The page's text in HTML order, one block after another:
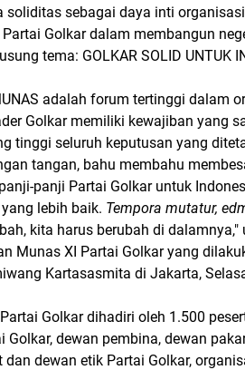
soliditas sebagai daya inti
Golkar dalam membangun
tema: GOLKAR SOLID UNTUK
adalah forum tertinggi dalam
Golkar memiliki kewajiban yang
tinggi seluruh keputusan yang
tangan, bahu membahu
panji Partai Golkar untuk
lebih baik. Tempora mutatur,
kita harus berubah di
Munas XI Partai Golkar yang
Kartasasmita di Jakarta,
Golkar dihadiri oleh 1.500
Golkar, dewan pembina, dewan
dan dewan etik Partai Golkar,